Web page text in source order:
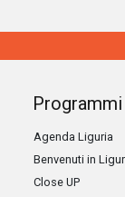
Programmi
Agenda Liguria
Benvenuti in
Close UP